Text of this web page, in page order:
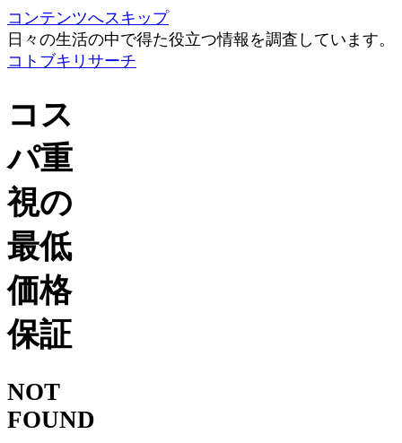
コンテンツへスキップ
日々の生活の中で得た役立つ情報を調査しています。
コトブキリサーチ
コス
パ重
視の
最低
価格
保証
NOT
FOUND